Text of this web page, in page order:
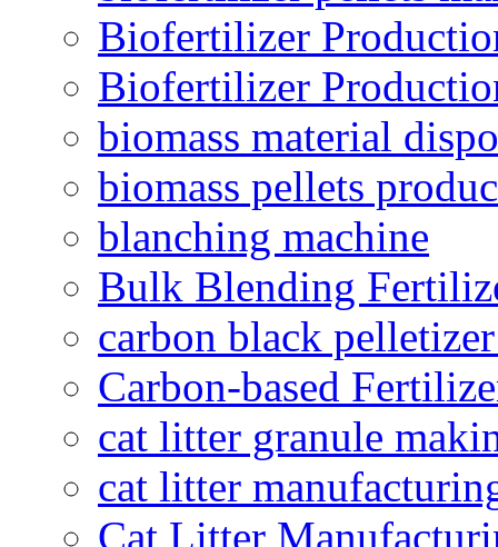
Biofertilizer
Biofertilizer
biomass material
biomass pellets
blanching machine
Bulk Blending
carbon black
Carbon-based
cat litter granule
cat litter
Cat Litter